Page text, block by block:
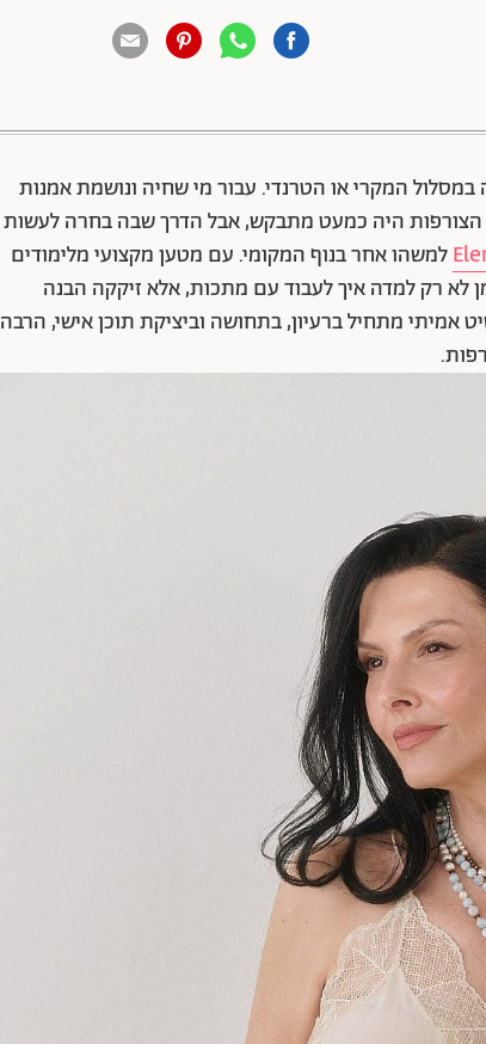
המקרי או הטרנדי. עבור מי שחיה ונושמת אמנות
הצורפות היה כמעט מתבקש, אבל הדרך שבה בחרה לעשות
למשהו אחר בנוף המקומי. עם מטען מקצועי מלימודים
לא רק למדה איך לעבוד עם מתכות, אלא זיקקה הבנה
מתחיל ברעיון, בתחושה וביציקת תוכן אישי, הרבה